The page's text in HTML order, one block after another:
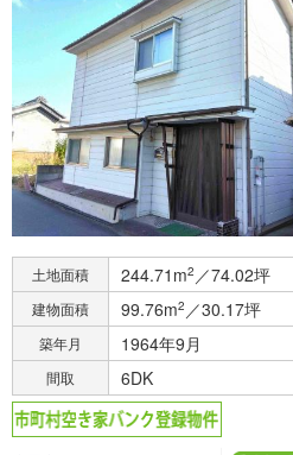
土地面積 244.71m2 ／74.02坪
建物面積 99.76m2 ／30.17坪
築年月 1964年9月
間取 6DK